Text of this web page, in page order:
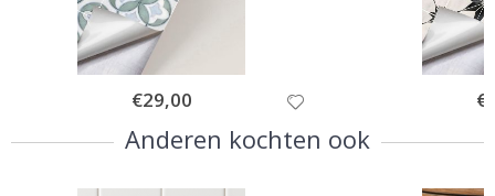
Special
Price
€29,00
Anderen kochten ook